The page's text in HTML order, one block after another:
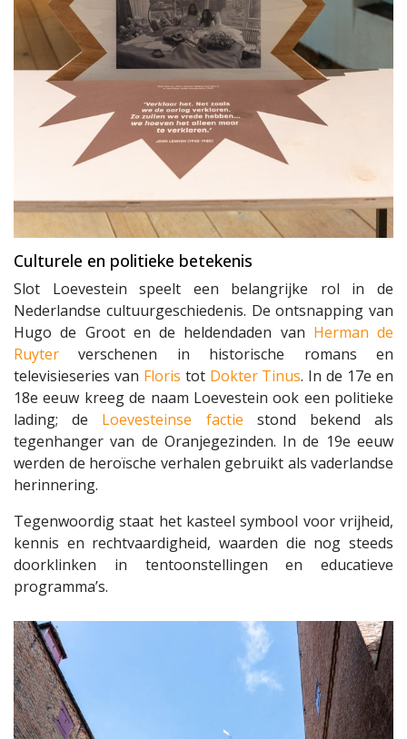
Culturele en politieke betekenis
Slot Loevestein speelt een belangrijke rol in de
Nederlandse cultuurgeschiedenis. De ontsnapping van
Hugo de Groot en de heldendaden van Herman de
Ruyter verschenen in historische romans en
televisieseries van Floris tot Dokter Tinus. In de 17e en
18e eeuw kreeg de naam Loevestein ook een politieke
lading; de Loevesteinse factie stond bekend als
tegenhanger van de Oranjegezinden. In de 19e eeuw
werden de heroïsche verhalen gebruikt als vaderlandse
herinnering.
Tegenwoordig staat het kasteel symbool voor vrijheid,
kennis en rechtvaardigheid, waarden die nog steeds
doorklinken in tentoonstellingen en educatieve
programma’s.